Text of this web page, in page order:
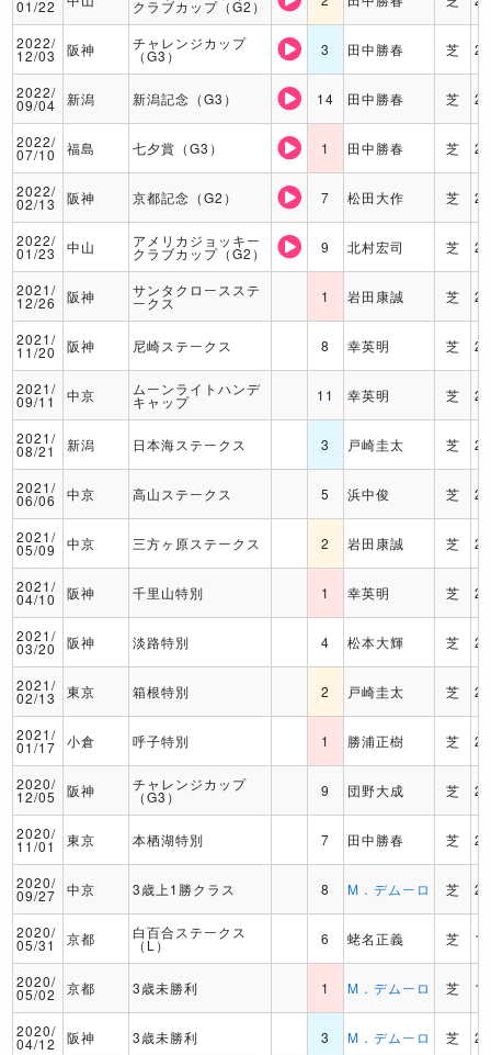
01/22 クラブカップ（G2）
2022/
12/03 阪神 チャレンジカップ
（G3） 3 田中勝春 芝
2022/
09/04 新潟 新潟記念（G3） 14 田中勝春 芝
2022/
07/10 福島 七夕賞（G3） 1 田中勝春 芝
2022/
02/13 阪神 京都記念（G2） 7 松田大作 芝
2022/
01/23 中山 アメリカジョッキー
クラブカップ（G2） 9 北村宏司 芝
2021/
12/26 阪神 サンタクロースステ
ークス 1 岩田康誠 芝
2021/
11/20 阪神 尼崎ステークス 8 幸英明 芝
2021/
09/11 中京 ムーンライトハンデ
キャップ 11 幸英明 芝
2021/
08/21 新潟 日本海ステークス 3 戸崎圭太 芝
2021/
06/06 中京 高山ステークス 5 浜中俊 芝
2021/
05/09 中京 三方ヶ原ステークス 2 岩田康誠 芝
2021/
04/10 阪神 千里山特別 1 幸英明 芝
2021/
03/20 阪神 淡路特別 4 松本大輝 芝
2021/
02/13 東京 箱根特別 2 戸崎圭太 芝
2021/
01/17 小倉 呼子特別 1 勝浦正樹 芝
2020/
12/05 阪神 チャレンジカップ
（G3） 9 団野大成 芝
2020/
11/01 東京 本栖湖特別 7 田中勝春 芝
2020/
09/27 中京 3歳上1勝クラス 8 M．デムーロ 芝
2020/
05/31 京都 白百合ステークス
（L） 6 蛯名正義 芝
2020/
05/02 京都 3歳未勝利 1 M．デムーロ 芝
2020/
04/12 阪神 3歳未勝利 3 M．デムーロ 芝